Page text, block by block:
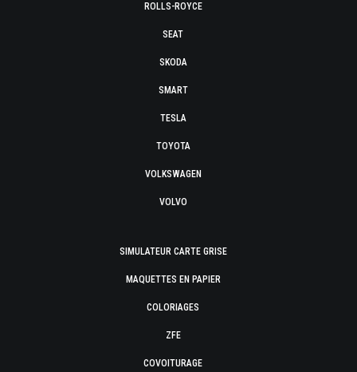
ROLLS-ROYCE
SEAT
SKODA
SMART
TESLA
TOYOTA
VOLKSWAGEN
VOLVO
SIMULATEUR CARTE GRISE
MAQUETTES EN PAPIER
COLORIAGES
ZFE
COVOITURAGE